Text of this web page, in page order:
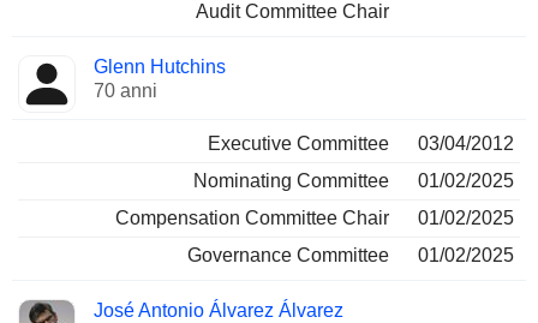
Audit Committee Chair
Glenn Hutchins
70 anni
Executive Committee
03/04/2012
Nominating Committee
01/02/2025
Compensation Committee Chair
01/02/2025
Governance Committee
01/02/2025
José Antonio Álvarez Álvarez